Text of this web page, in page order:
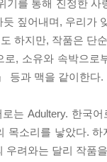
기를 통해 진정한
짚어내며, 우리가
하지만, 작품은 단
로, 소유와 속박으
등과 맥을 같이한다.
는 Adultery. 한국
목소리를 낳았다.
우려와는 달리 작품